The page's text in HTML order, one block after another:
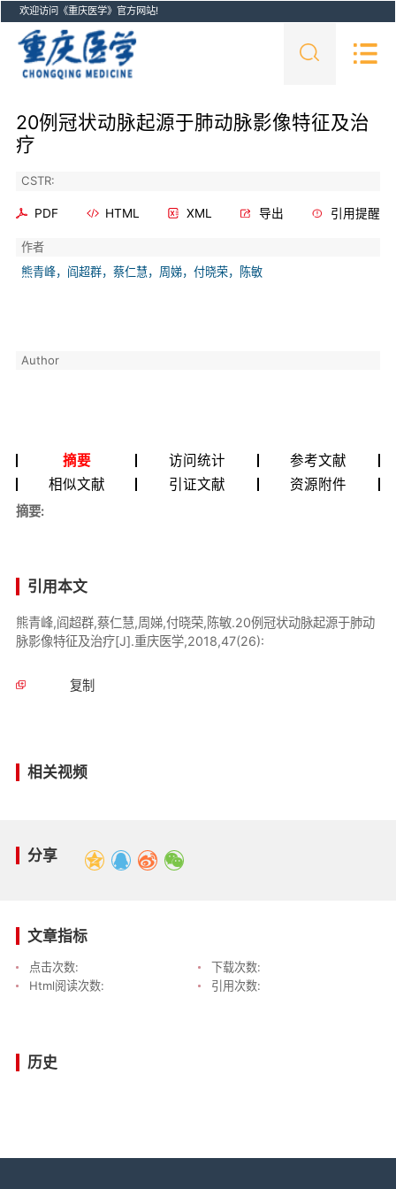
欢迎访问《重庆医学》官方网站!
20例冠状动脉起源于肺动脉影像特征及治
疗
CSTR:
PDF HTML XML 导出 引用提醒
作者
熊青峰，阎超群，蔡仁慧，周娣，付晓荣，陈敏
Author
摘要 访问统计
参考文献
相似文献
引证文献 资源附件
摘要:
引用本文
熊青峰,阎超群,蔡仁慧,周娣,付晓荣,陈敏.20例冠状动脉起源于肺动
脉影像特征及治疗[J].重庆医学,2018,47(26):
复制
相关视频
分享
文章指标
点击次数:
下载次数:
Html阅读次数:
引用次数:
历史